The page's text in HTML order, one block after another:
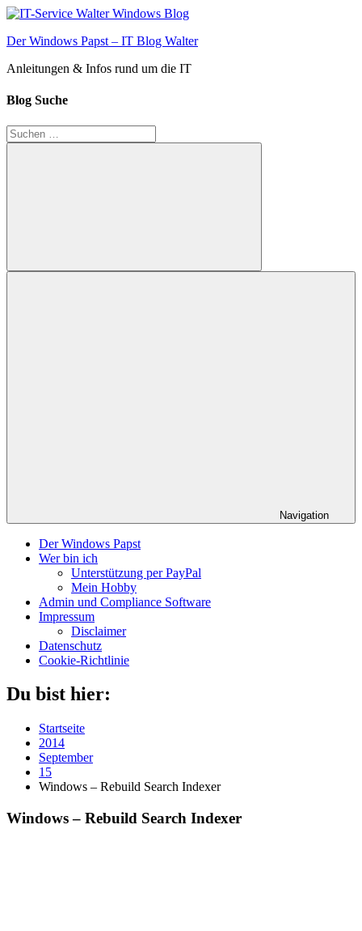
Zum
springen
Der Windows Papst – IT Blog Walter
Anleitungen & Infos rund um die IT
Blog Suche
Suchen
nach:
Suchen
Navigation
Der Windows Papst
Wer bin ich
Unterstützung per PayPal
Mein Hobby
Admin und Compliance Software
Impressum
Disclaimer
Datenschutz
Cookie-Richtlinie
Du bist hier:
Startseite
2014
September
15
Windows – Rebuild Search Indexer
Windows – Rebuild Search Indexer